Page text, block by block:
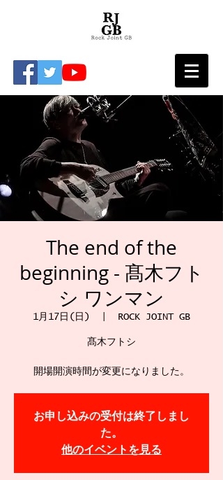
The end of the
beginning - 髙木フト
シ ワンマン
1月17日(日) ROCK JOINT GB
髙木フトシ
開場開演時間が変更になりました。
お申し込みの受付は終了しまし
た。
他のイベントを見る